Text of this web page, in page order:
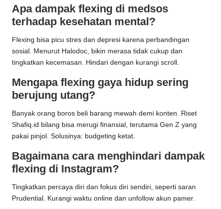
Apa dampak flexing di medsos
terhadap kesehatan mental?
Flexing bisa picu stres dan depresi karena perbandingan
sosial. Menurut Halodoc, bikin merasa tidak cukup dan
tingkatkan kecemasan. Hindari dengan kurangi scroll.
Mengapa flexing gaya hidup sering
berujung utang?
Banyak orang boros beli barang mewah demi konten. Riset
Shafiq.id bilang bisa merugi finansial, terutama Gen Z yang
pakai pinjol. Solusinya: budgeting ketat.
Bagaimana cara menghindari dampak
flexing di Instagram?
Tingkatkan percaya diri dan fokus diri sendiri, seperti saran
Prudential. Kurangi waktu online dan unfollow akun pamer.